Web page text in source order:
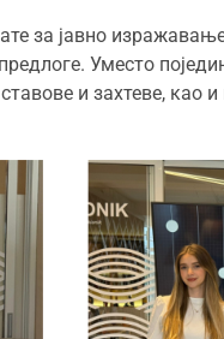
за јавно
Уместо
и захтеве,